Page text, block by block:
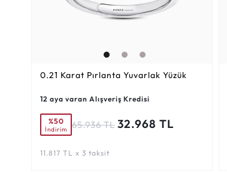
0.21 Karat Pırlanta Yuvarlak Yüzük
12 aya varan Alışveriş Kredisi
%50
İndirim 65.936 TL 32.968 TL
11.817 TL x 3 taksit